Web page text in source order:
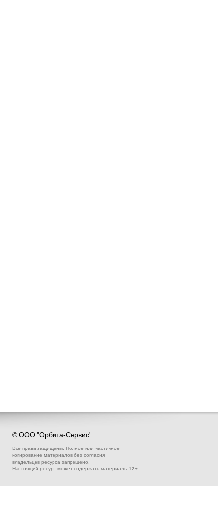
© ООО "Орбита-Сервис"
Все права защищены. Полное или частичное
копирование материалов без согласия
владельцев ресурса запрещено.
Настоящий ресурс может содержать материалы 12+